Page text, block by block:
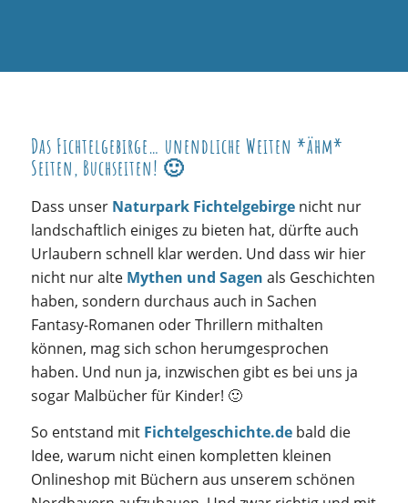
Das Fichtelgebirge… unendliche Weiten *ähm*
Seiten, Buchseiten! 🙂
Dass unser Naturpark Fichtelgebirgenicht nur
landschaftlich einiges zu bieten hat, dürfte auch
Urlaubern schnell klar werden. Und dass wir hier
nicht nur alte Mythen und Sagen als Geschichten
haben, sondern durchaus auch in Sachen
Fantasy-Romanen oder Thrillern mithalten
können, mag sich schon herumgesprochen
haben. Und nun ja, inzwischen gibt es bei uns ja
sogar Malbücher für Kinder! 🙂
So entstand mit Fichtelgeschichte.debald die
Idee, warum nicht einen kompletten kleinen
Onlineshop mit Büchern aus unserem schönen